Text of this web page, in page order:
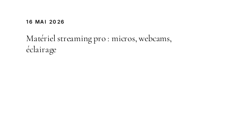
16 MAI 2026
Matériel streaming pro : micros, webcams,
éclairage